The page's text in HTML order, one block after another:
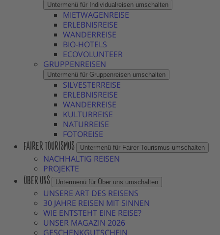
Untermenü für Individualreisen umschalten
MIETWAGENREISE
ERLEBNISREISE
WANDERREISE
BIO-HOTELS
ECOVOLUNTEER
GRUPPENREISEN
Untermenü für Gruppenreisen umschalten
SILVESTERREISE
ERLEBNISREISE
WANDERREISE
KULTURREISE
NATURREISE
FOTOREISE
FAIRER TOURISMUS Untermenü für Fairer Tourismus umschalten
NACHHALTIG REISEN
PROJEKTE
ÜBER UNS Untermenü für Über uns umschalten
UNSERE ART DES REISENS
30 JAHRE REISEN MIT SINNEN
WIE ENTSTEHT EINE REISE?
UNSER MAGAZIN 2026
GESCHENKGUTSCHEIN